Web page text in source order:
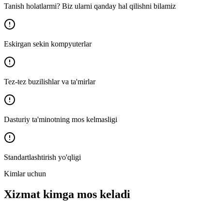
Tanish holatlarmi? Biz ularni qanday hal qilishni bilamiz
Eskirgan sekin kompyuterlar
Tez-tez buzilishlar va ta'mirlar
Dasturiy ta'minotning mos kelmasligi
Standartlashtirish yo'qligi
Kimlar uchun
Xizmat kimga mos keladi